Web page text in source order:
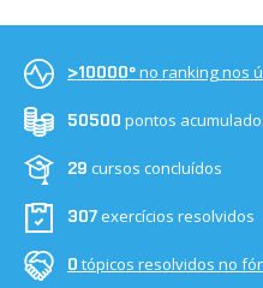
>10000ºno ranking nos
50500 pontos
29 cursos concluídos
307exercícios resolvidos
0 tópicos resolvidos no